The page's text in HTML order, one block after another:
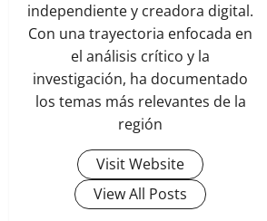
independiente y creadora digital.
Con una trayectoria enfocada en
el análisis crítico y la
investigación, ha documentado
los temas más relevantes de la
región
Visit Website
View All Posts